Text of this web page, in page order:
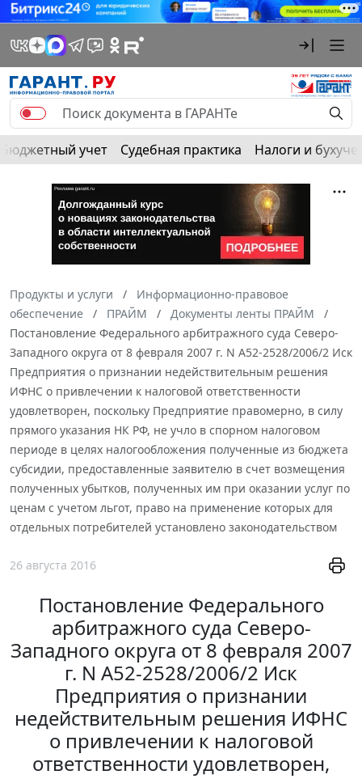
Бюджетный учет Судебная практика Налоги и
Продукты и услуги
Информационно-правовое
обеспечение
ПРАЙМ
Документы ленты ПРАЙМ
Постановление Федерального арбитражного суда Северо-
Западного округа от 8 февраля 2007 г. N А52-2528/2006/2 Иск
Предприятия о признании недействительным решения
ИФНС о привлечении к налоговой ответственности
удовлетворен, поскольку Предприятие правомерно, в силу
прямого указания НК РФ, не учло в спорном налоговом
периоде в целях налогообложения полученные из бюджета
субсидии, предоставленные заявителю в счет возмещения
полученных убытков, полученных им при оказании услуг по
ценам с учетом льгот, право на применение которых для
отдельных потребителей установлено законодательством
26 августа 2016
Постановление Федерального
арбитражного суда Северо-
Западного округа от 8 февраля 2007
г. N А52-2528/2006/2 Иск
Предприятия о признании
недействительным решения ИФНС
о привлечении к налоговой
ответственности удовлетворен,